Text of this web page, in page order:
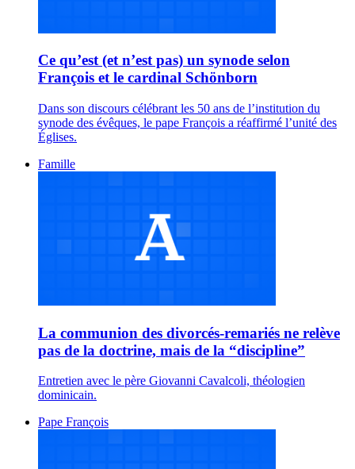
Ce qu’est (et n’est pas) un synode selon
François et le cardinal Schönborn
Dans son discours célébrant les 50 ans de l’institution du
synode des évêques, le pape François a réaffirmé l’unité des
Églises.
Famille
La communion des divorcés-remariés ne relève
pas de la doctrine, mais de la “discipline”
Entretien avec le père Giovanni Cavalcoli, théologien
dominicain.
Pape François